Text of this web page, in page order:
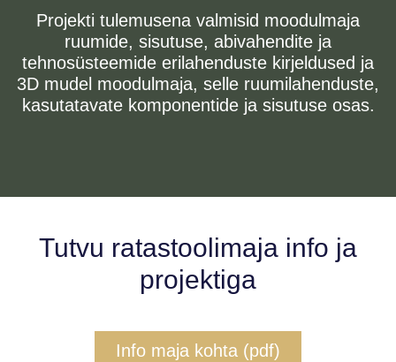
Projekti tulemusena valmisid moodulmaja
ruumide, sisutuse, abivahendite ja
tehnosüsteemide erilahenduste kirjeldused ja
3D mudel moodulmaja, selle ruumilahenduste,
kasutatavate komponentide ja sisutuse osas.
Tutvu ratastoolimaja info ja
projektiga
Info maja kohta (pdf)